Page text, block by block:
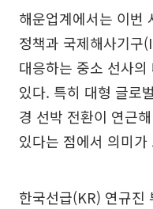
해운업계에서는 이번
정책과 국제해사기구
대응하는 중소 선사
있다. 특히 대형 글로
경 선박 전환이 연근
있다는 점에서 의미
한국선급(KR) 연규진